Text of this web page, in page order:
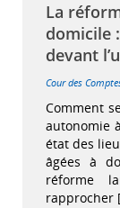
La
domicile
devant
Cour des
Comment
autonomie
état des
âgées à
réforme
rapprocher